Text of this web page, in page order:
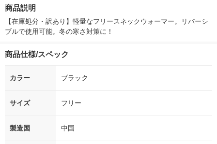
商品説明
【在庫処分・訳あり】軽量なフリースネックウォーマー。リバーシ
ブルで使用可能。冬の寒さ対策に！
商品仕様/スペック
カラー ブラック
サイズ フリー
製造国 中国